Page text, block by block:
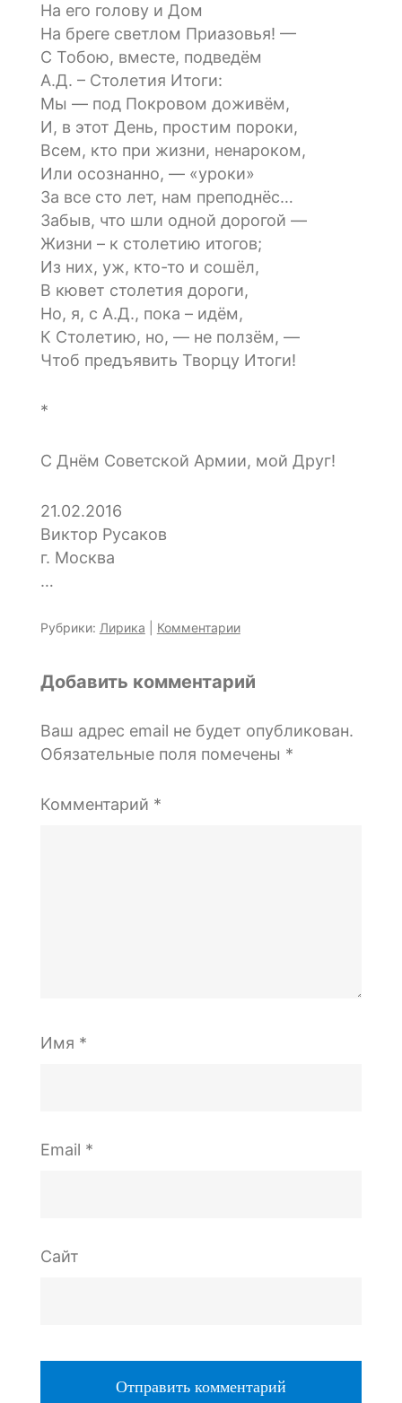
На его голову и Дом
На бреге светлом Приазовья! —
С Тобою, вместе, подведём
А.Д. – Столетия Итоги:
Мы — под Покровом доживём,
И, в этот День, простим пороки,
Всем, кто при жизни, ненароком,
Или осознанно, — «уроки»
За все сто лет, нам преподнёс…
Забыв, что шли одной дорогой —
Жизни – к столетию итогов;
Из них, уж, кто-то и сошёл,
В кювет столетия дороги,
Но, я, с А.Д., пока – идём,
К Столетию, но, — не ползём, —
Чтоб предъявить Творцу Итоги!
*
С Днём Советской Армии, мой Друг!
21.02.2016
Виктор Русаков
г. Москва
…
Рубрики: Лирика Комментарии
Добавить комментарий
Ваш адрес email не будет опубликован.
Обязательные поля помечены *
Комментарий *
Имя *
Email *
Сайт